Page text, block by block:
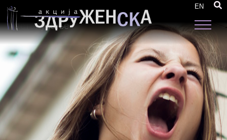
EN
за јакнење на женското лидерство и
застапување